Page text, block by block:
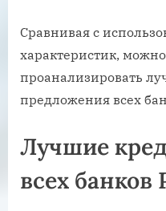
Сравнивая с
характеристик, можно
проанализировать
предложения всех
Лучшие
всех банков